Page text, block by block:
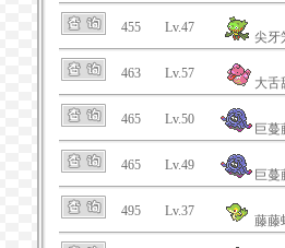
455 Lv.47
尖牙
463 Lv.57
大舌
465 Lv.50
巨蔓
465 Lv.49
巨蔓
495 Lv.37
藤藤